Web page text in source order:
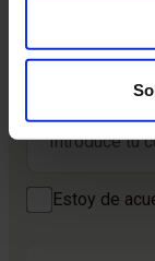
Correo
Consentimiento *
Estoy de